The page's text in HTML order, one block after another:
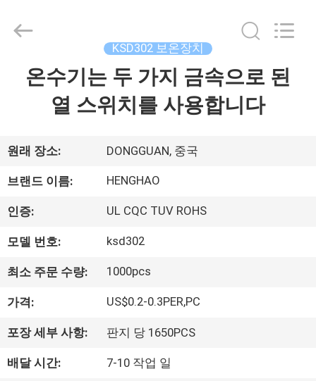
품
소
개
쇼
회
사
2025
KSD302 보온장치
온수기는 두 가지 금속으로 된
열 스위치를 사용합니다
원래 장소: DONGGUAN, 중국
브랜드 이름: HENGHAO
인증: UL CQC TUV ROHS
모델 번호: ksd302
최소 주문 수량: 1000pcs
가격: US$0.2-0.3PER,PC
포장 세부 사항: 판지 당 1650PCS
배달 시간: 7-10 작업 일